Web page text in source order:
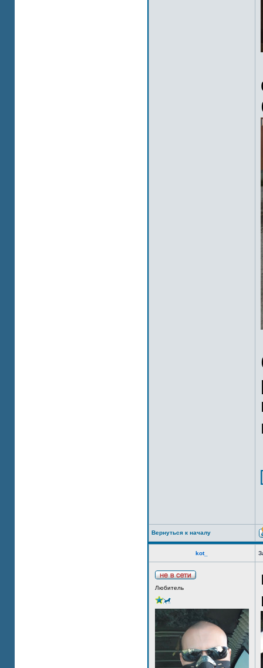
Вернуться к началу
kot_
Любитель